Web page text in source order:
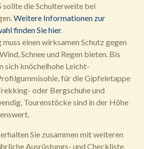
die Schulterweite bei
Weitere Informationen zur
finden Sie hier.
einen wirksamen Schutz gegen
Schnee und Regen bieten. Bis
sich knöchelhohe Leicht-
für die Gipfeletappe
oder Bergschuhe und
Tourenstöcke sind in der Höhe
Sie zusammen mit weiteren
Ausrüstungs- und Checkliste.